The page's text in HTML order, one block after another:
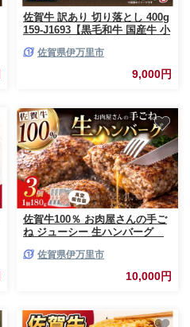
佐賀牛 訳あり 切り落とし 400g
159-J1693【黒毛和牛 国産牛 小
しゃぶ 牛丼 肉じゃが カレー 炒
佐賀県伊万里市
9,000円
佐賀牛100％ お肉屋さんの手ご
ね ジューシー 生ハンバーグ
佐賀県伊万里市
10,000円